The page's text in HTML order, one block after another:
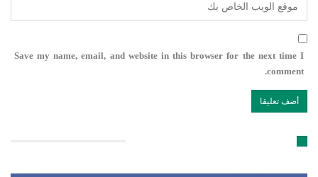
Save my name, email, and website in this browser for the next time I
comment.